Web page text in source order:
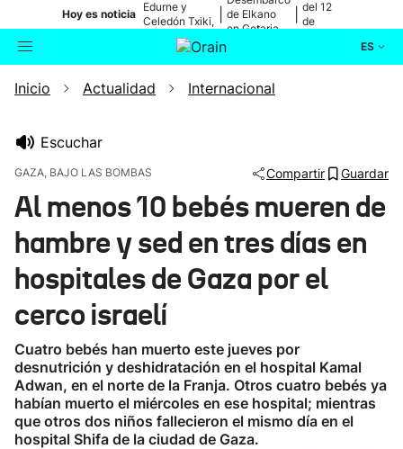
Hoy es noticia
Edurne y
Celedón Txiki,
en directo
de Elkano
en Getaria
del 12
de
ES
Buscador Actualidad
Ikusmiran
Eguraldia
Inicio Actualidad Internacional
Escuchar
GAZA, BAJO LAS BOMBAS Compartir Guardar
Al menos 10 bebés mueren de
hambre y sed en tres días en
hospitales de Gaza por el
cerco israelí
Cuatro bebés han muerto este jueves por
desnutrición y deshidratación en el hospital Kamal
Adwan, en el norte de la Franja. Otros cuatro bebés ya
habían muerto el miércoles en ese hospital; mientras
que otros dos niños fallecieron el mismo día en el
hospital Shifa de la ciudad de Gaza.